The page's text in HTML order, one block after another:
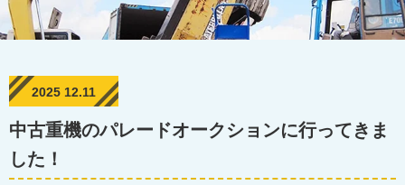
2025 12.11
中古重機のパレードオークションに行ってきま
した！